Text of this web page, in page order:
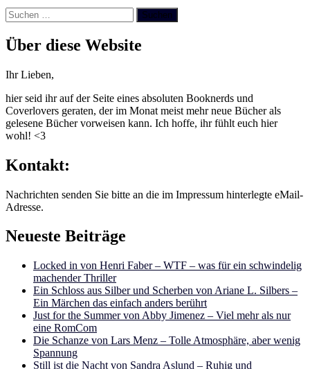
Suchen
nach:
Über diese Website
Ihr Lieben,
hier seid ihr auf der Seite eines absoluten Booknerds und
Coverlovers geraten, der im Monat meist mehr neue Bücher als
gelesene Bücher vorweisen kann. Ich hoffe, ihr fühlt euch hier
wohl! <3
Kontakt:
Nachrichten senden Sie bitte an die im Impressum hinterlegte eMail-
Adresse.
Neueste Beiträge
Locked in von Henri Faber – WTF – was für ein schwindelig
machender Thriller
Ein Schloss aus Silber und Scherben von Ariane L. Silbers –
Ein Märchen das einfach anders berührt
Just for the Summer von Abby Jimenez – Viel mehr als nur
eine RomCom
Die Schanze von Lars Menz – Tolle Atmosphäre, aber wenig
Spannung
Still ist die Nacht von Sandra Aslund – Ruhig und